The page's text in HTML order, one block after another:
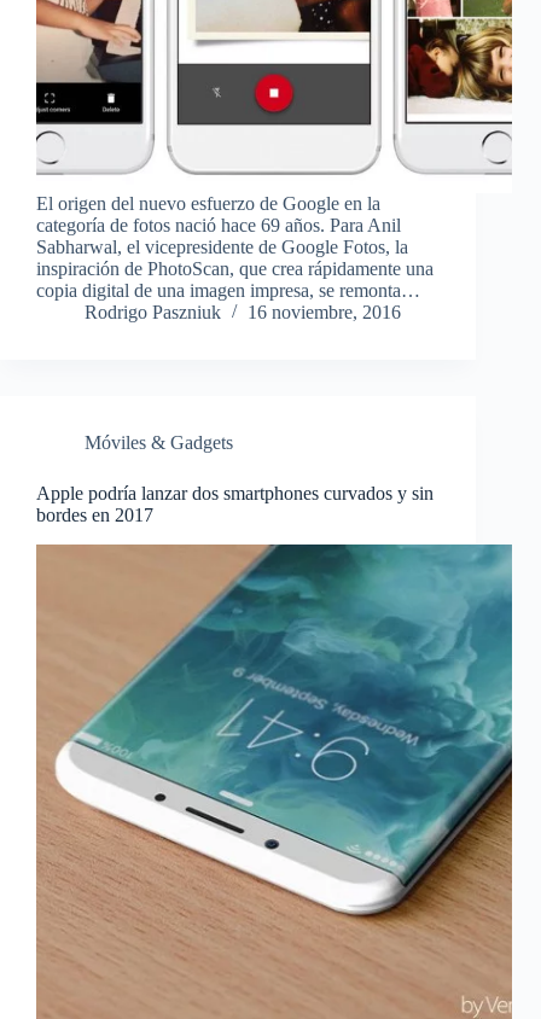
El origen del nuevo esfuerzo de Google en la
categoría de fotos nació hace 69 años. Para Anil
Sabharwal, el vicepresidente de Google Fotos, la
inspiración de PhotoScan, que crea rápidamente una
copia digital de una imagen impresa, se remonta…
Rodrigo Paszniuk
16 noviembre, 2016
Móviles & Gadgets
Apple podría lanzar dos smartphones curvados y sin
bordes en 2017